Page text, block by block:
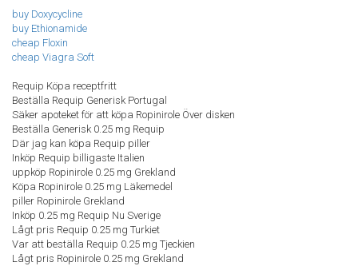
buy Doxycycline
buy Ethionamide
cheap Floxin
cheap Viagra Soft
Requip Köpa receptfritt
Beställa Requip Generisk Portugal
Säker apoteket för att köpa Ropinirole Över disken
Beställa Generisk 0.25 mg Requip
Där jag kan köpa Requip piller
Inköp Requip billigaste Italien
uppköp Ropinirole 0.25 mg Grekland
Köpa Ropinirole 0.25 mg Läkemedel
piller Ropinirole Grekland
Inköp 0.25 mg Requip Nu Sverige
Lågt pris Requip 0.25 mg Turkiet
Var att beställa Requip 0.25 mg Tjeckien
Lågt pris Ropinirole 0.25 mg Grekland